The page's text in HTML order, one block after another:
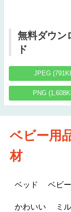
無料ダウン
ド
JPEG
PNG
ベビー用
材
ベッド ベビ
かわいい ミ